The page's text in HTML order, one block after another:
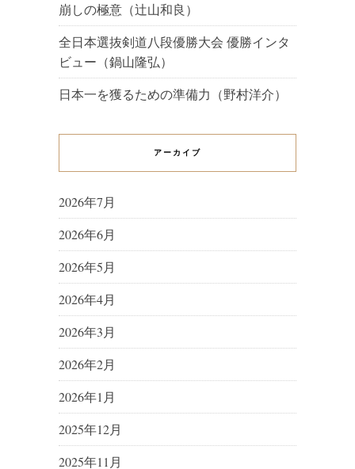
崩しの極意（辻山和良）
全日本選抜剣道八段優勝大会 優勝インタ
ビュー（鍋山隆弘）
日本一を獲るための準備力（野村洋介）
アーカイブ
2026年7月
2026年6月
2026年5月
2026年4月
2026年3月
2026年2月
2026年1月
2025年12月
2025年11月